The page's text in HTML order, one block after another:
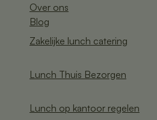
Over ons
Blog
Zakelijke lunch catering
Lunch Thuis Bezorgen
Lunch op kantoor regelen